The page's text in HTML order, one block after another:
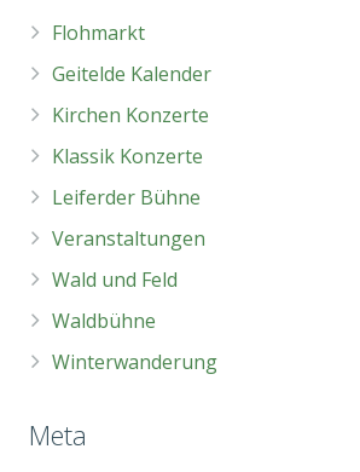
Flohmarkt
Geitelde Kalender
Kirchen Konzerte
Klassik Konzerte
Leiferder Bühne
Veranstaltungen
Wald und Feld
Waldbühne
Winterwanderung
Meta